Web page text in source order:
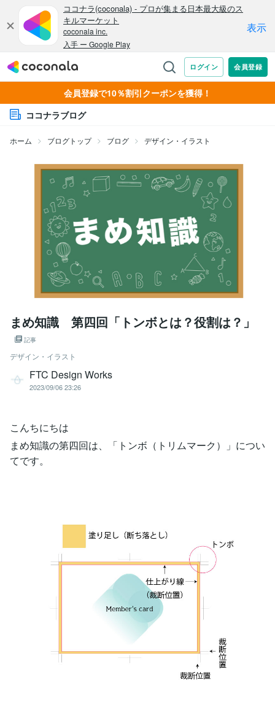
会員登録で10％割引クーポンを獲得！
ココナラブログ
ホーム ブログトップ ブログ デザイン・イラスト
まめ知識 第四回「トンボとは？役割は？」
記事
デザイン・イラスト
FTC Design Works
2023/09/06 23:26
こんちにちは
まめ知識の第四回は、「トンボ（トリムマーク）」につい
てです。